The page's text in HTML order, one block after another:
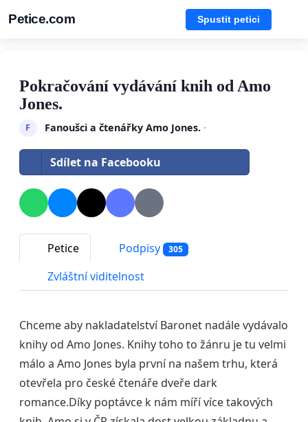
Petice.com Spustit petici
Pokračování vydávání knih od Amo
Jones.
F Fanoušci a čtenářky Amo Jones.·
Sdílet na Facebooku
Petice Podpisy 305
Zvláštní viditelnost
Chceme aby nakladatelství Baronet nadále vydávalo
knihy od Amo Jones. Knihy toho to žánru je tu velmi
málo a Amo Jones byla první na našem trhu, která
otevřela pro české čtenáře dveře dark
romance.Díky poptávce k nám míří více takových